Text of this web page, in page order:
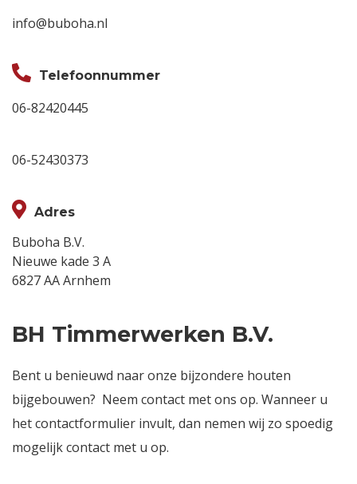
info@buboha.nl
Telefoonnummer
06-82420445
06-52430373
Adres
Buboha B.V.
Nieuwe kade 3 A
6827 AA Arnhem
BH Timmerwerken B.V.
Bent u benieuwd naar onze bijzondere houten
bijgebouwen? Neem contact met ons op. Wanneer u
het contactformulier invult, dan nemen wij zo spoedig
mogelijk contact met u op.